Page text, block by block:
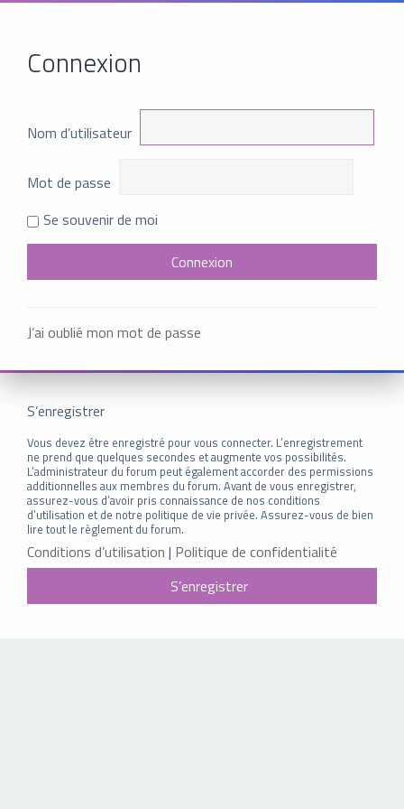
Connexion
Nom d’utilisateur
Mot de passe
Se souvenir de moi
J’ai oublié mon mot de passe
S’enregistrer
Vous devez être enregistré pour vous connecter. L’enregistrement
ne prend que quelques secondes et augmente vos possibilités.
L’administrateur du forum peut également accorder des permissions
additionnelles aux membres du forum. Avant de vous enregistrer,
assurez-vous d’avoir pris connaissance de nos conditions
d’utilisation et de notre politique de vie privée. Assurez-vous de bien
lire tout le règlement du forum.
Conditions d’utilisation | Politique de confidentialité
S’enregistrer